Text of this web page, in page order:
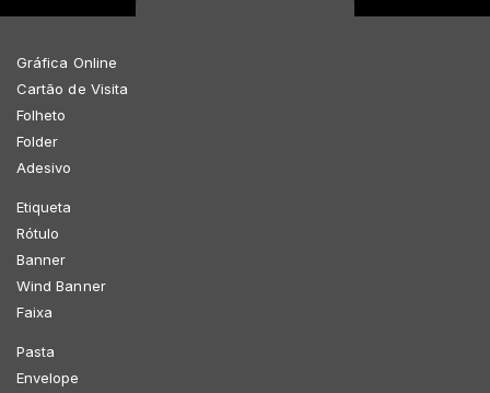
Gráfica Online
Cartão de Visita
Folheto
Folder
Adesivo
Etiqueta
Rótulo
Banner
Wind Banner
Faixa
Pasta
Envelope